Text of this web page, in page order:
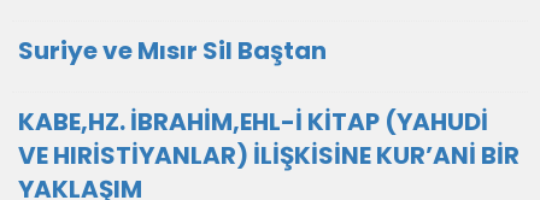
Suriye ve Mısır Sil Baştan
KABE,HZ. İBRAHİM,EHL-İ KİTAP (YAHUDİ
VE HIRİSTİYANLAR) İLİŞKİSİNE KUR’ANİ BİR
YAKLAŞIM